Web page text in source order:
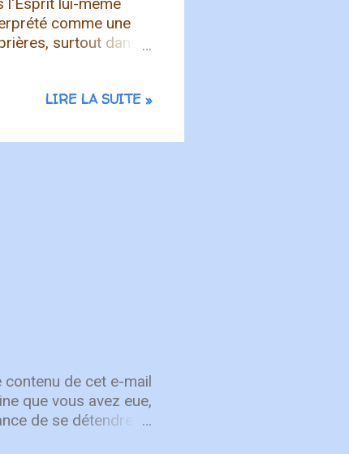
l'Esprit lui-même
comme une
surtout dans
de prier comme il se
nécessaire ou
LIRE LA SUITE »
contenu de cet e-mail
que vous avez eue,
de se détendre et